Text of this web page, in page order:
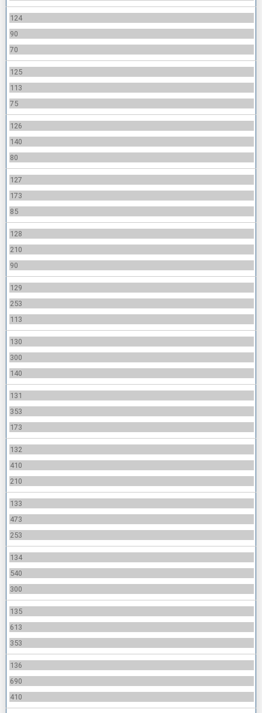
124
90
70
125
113
75
126
140
80
127
173
85
128
210
90
129
253
113
130
300
140
131
353
173
132
410
210
133
473
253
134
540
300
135
613
353
136
690
410